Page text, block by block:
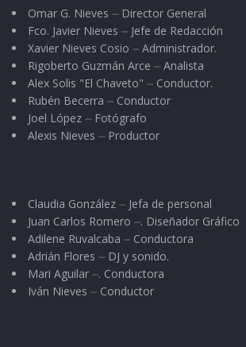
Omar G. Nieves ⏤ Director General
Fco. Javier Nieves ⏤ Jefe de Redacción
Xavier Nieves Cosio ⏤ Administrador.
Rigoberto Guzmán Arce ⏤ Analista
Alex Solis "El Chaveto" ⏤ Conductor.
Rubén Becerra ⏤ Conductor
Joel López ⏤ Fotógrafo
Alexis Nieves ⏤ Productor
Claudia González ⏤ Jefa de personal
Juan Carlos Romero ⏤. Diseñador Gráfico
Adilene Ruvalcaba ⏤ Conductora
Adrián Flores ⏤ DJ y sonido.
Mari Aguilar ⏤. Conductora
Iván Nieves ⏤ Conductor